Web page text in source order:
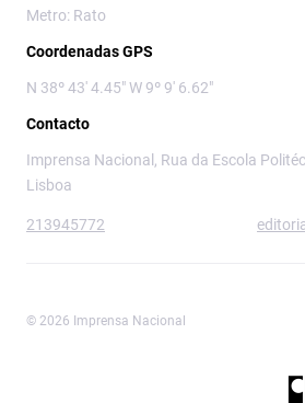
Metro: Rato
Coordenadas GPS
N 38º 43' 4.45" W 9º 9' 6.62"
Contacto
Imprensa Nacional, Rua da Escola
Lisboa
213945772
© 2026 Imprensa Nacional